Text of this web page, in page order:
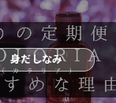
身だしなみ